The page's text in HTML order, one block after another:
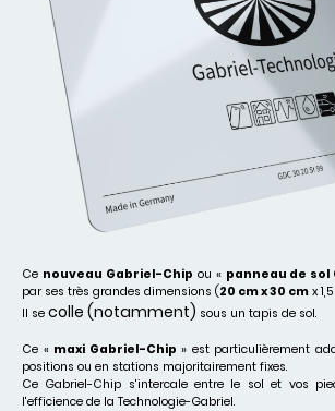
Ce nouveau Gabriel-Chip ou « panneau de
par ses très grandes dimensions (20 cm x 30 cm x
Il se colle (notamment) sous un tapis de sol.
Ce « maxi Gabriel-Chip » est particulièrement
positions ou en stations majoritairement fixes.
Ce Gabriel-Chip s'intercale entre le sol et vos
l'efficience de la Technologie-Gabriel.